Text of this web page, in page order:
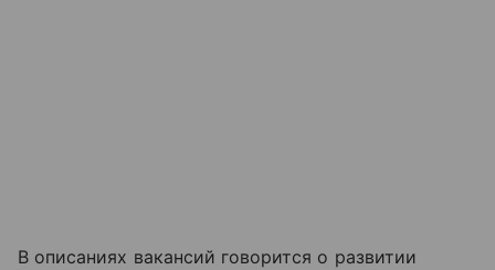
В описаниях вакансий говорится о развитии